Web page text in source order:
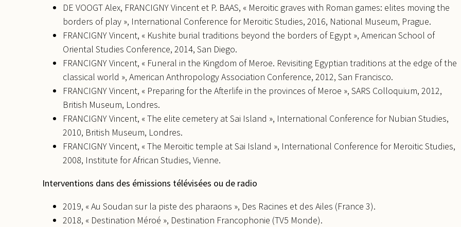
DE VOOGT Alex, FRANCIGNY Vincent et P. BAAS, « Meroitic graves with Roman games: elites moving the
borders of play », International Conference for Meroitic Studies, 2016, National Museum, Prague.
FRANCIGNY Vincent, « Kushite burial traditions beyond the borders of Egypt », American School of
Oriental Studies Conference, 2014, San Diego.
FRANCIGNY Vincent, « Funeral in the Kingdom of Meroe. Revisiting Egyptian traditions at the edge of the
classical world », American Anthropology Association Conference, 2012, San Francisco.
FRANCIGNY Vincent, « Preparing for the Afterlife in the provinces of Meroe », SARS Colloquium, 2012,
British Museum, Londres.
FRANCIGNY Vincent, « The elite cemetery at Sai Island », International Conference for Nubian Studies,
2010, British Museum, Londres.
FRANCIGNY Vincent, « The Meroitic temple at Sai Island », International Conference for Meroitic Studies,
2008, Institute for African Studies, Vienne.
Interventions dans des émissions télévisées ou de radio
2019, « Au Soudan sur la piste des pharaons », Des Racines et des Ailes (France 3).
2018, « Destination Méroé », Destination Francophonie (TV5 Monde).